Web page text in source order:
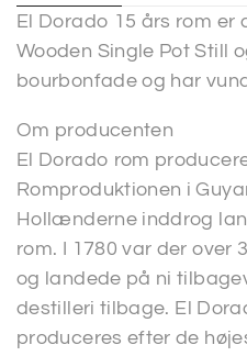
El Dorado 15 års rom er
Wooden Single Pot Still
bourbonfade og har
Om producenten
El Dorado rom
Romproduktionen i
Hollænderne inddrog
rom. I 1780 var der over
og landede på ni
destilleri tilbage. El
produceres efter de